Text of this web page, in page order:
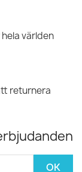
världen
returnera